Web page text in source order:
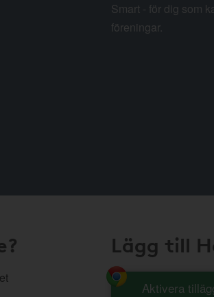
Smart - för dig som
föreningar.
Lägg till
Aktivera